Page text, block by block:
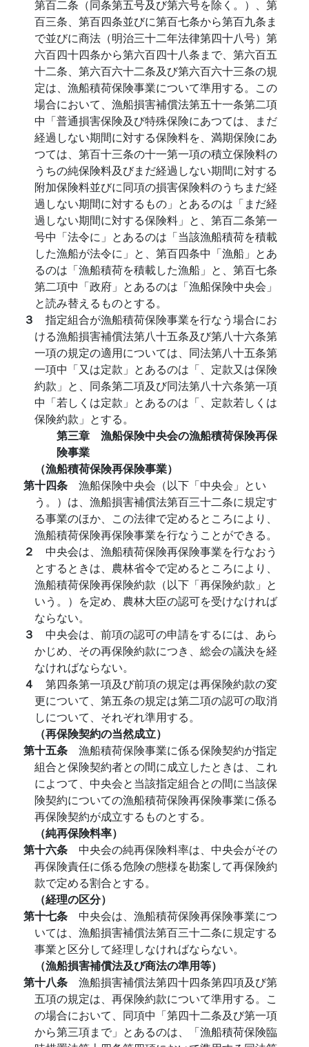
第百二条（同条第五号及び第六号を除く。）、第
百三条、第百四条並びに第百七条から第百九条ま
で並びに商法（明治三十二年法律第四十八号）第
六百四十四条から第六百四十八条まで、第六百五
十二条、第六百六十二条及び第六百六十三条の規
定は、漁船積荷保険事業について準用する。この
場合において、漁船損害補償法第五十一条第二項
中「普通損害保険及び特殊保険にあつては、まだ
経過しない期間に対する保険料を、満期保険にあ
つては、第百十三条の十一第一項の積立保険料の
うちの純保険料及びまだ経過しない期間に対する
附加保険料並びに同項の損害保険料のうちまだ経
過しない期間に対するもの」とあるのは「まだ経
過しない期間に対する保険料」と、第百二条第一
号中「法令に」とあるのは「当該漁船積荷を積載
した漁船が法令に」と、第百四条中「漁船」とあ
るのは「漁船積荷を積載した漁船」と、第百七条
第二項中「政府」とあるのは「漁船保険中央会」
と読み替えるものとする。
３ 指定組合が漁船積荷保険事業を行なう場合にお
ける漁船損害補償法第八十五条及び第八十六条第
一項の規定の適用については、同法第八十五条第
一項中「又は定款」とあるのは「、定款又は保険
約款」と、同条第二項及び同法第八十六条第一項
中「若しくは定款」とあるのは「、定款若しくは
保険約款」とする。
第三章 漁船保険中央会の漁船積荷保険再保
険事業
（漁船積荷保険再保険事業）
第十四条 漁船保険中央会（以下「中央会」とい
う。）は、漁船損害補償法第百三十二条に規定す
る事業のほか、この法律で定めるところにより、
漁船積荷保険再保険事業を行なうことができる。
２ 中央会は、漁船積荷保険再保険事業を行なおう
とするときは、農林省令で定めるところにより、
漁船積荷保険再保険約款（以下「再保険約款」と
いう。）を定め、農林大臣の認可を受けなければ
ならない。
３ 中央会は、前項の認可の申請をするには、あら
かじめ、その再保険約款につき、総会の議決を経
なければならない。
４ 第四条第一項及び前項の規定は再保険約款の変
更について、第五条の規定は第二項の認可の取消
しについて、それぞれ準用する。
（再保険契約の当然成立）
第十五条 漁船積荷保険事業に係る保険契約が指定
組合と保険契約者との間に成立したときは、これ
によつて、中央会と当該指定組合との間に当該保
険契約についての漁船積荷保険再保険事業に係る
再保険契約が成立するものとする。
（純再保険料率）
第十六条 中央会の純再保険料率は、中央会がその
再保険責任に係る危険の態様を勘案して再保険約
款で定める割合とする。
（経理の区分）
第十七条 中央会は、漁船積荷保険再保険事業につ
いては、漁船損害補償法第百三十二条に規定する
事業と区分して経理しなければならない。
（漁船損害補償法及び商法の準用等）
第十八条 漁船損害補償法第四十四条第四項及び第
五項の規定は、再保険約款について準用する。こ
の場合において、同項中「第四十二条及び第一項
から第三項まで」とあるのは、「漁船積荷保険臨